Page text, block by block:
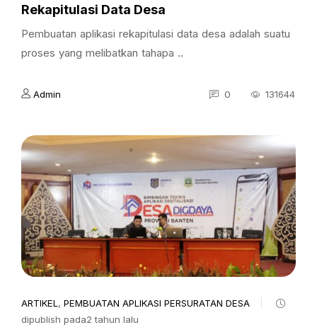
Rekapitulasi Data Desa
Pembuatan aplikasi rekapitulasi data desa adalah suatu
proses yang melibatkan tahapa ..
Admin 0 131644
ARTIKEL , PEMBUATAN APLIKASI PERSURATAN DESA
dipublish pada2 tahun lalu